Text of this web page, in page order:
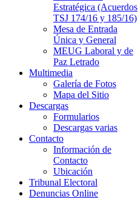
Estratégica (Acuerdos
TSJ 174/16 y 185/16)
Mesa de Entrada
Única y General
MEUG Laboral y de
Paz Letrado
Multimedia
Galería de Fotos
Mapa del Sitio
Descargas
Formularios
Descargas varias
Contacto
Información de
Contacto
Ubicación
Tribunal Electoral
Denuncias Online